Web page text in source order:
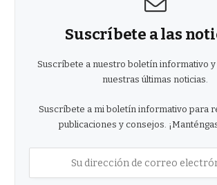
Suscríbete a las
Suscríbete a nuestro boletín informativo
nuestras últimas noticias.
Suscríbete a mi boletín informativo para
publicaciones y consejos.